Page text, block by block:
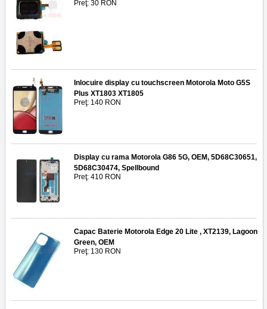
Preţ: 30 RON
Inlocuire display cu touchscreen Motorola Moto G5S
Plus XT1803 XT1805
Preţ: 140 RON
Display cu rama Motorola G86 5G, OEM, 5D68C30651,
5D68C30474, Spellbound
Preţ: 410 RON
Capac Baterie Motorola Edge 20 Lite , XT2139, Lagoon
Green, OEM
Preţ: 130 RON